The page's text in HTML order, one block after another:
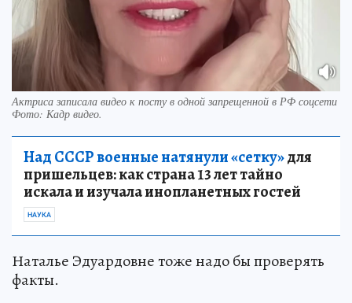
Актриса записала видео к посту в одной запрещенной в РФ соцсети
Фото: Кадр видео.
Над СССР военные натянули «сетку»для
пришельцев: как страна 13 лет тайно
искала и изучала инопланетных гостей
НАУКА
Наталье Эдуардовне тоже надо бы проверять
факты.